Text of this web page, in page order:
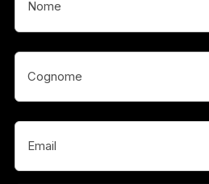
Nome
Email